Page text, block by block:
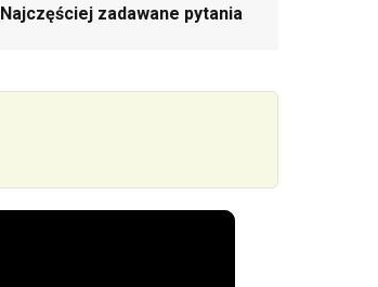
Najczęściej zadawane pytania